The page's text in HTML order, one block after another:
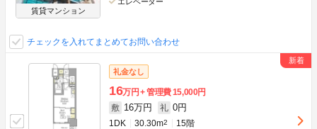
賃貸マンション
チェックを入れてまとめてお問い合わせ
礼金なし
16万円 管理費15,000円
敷 16万円 礼 0円
1DK 30.30m2 15階